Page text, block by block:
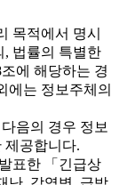
목적에서 명시
, 법률의 특별한
에 해당하는 경
에는 정보주체의
음의 경우 정보
제공합니다.
표한 「긴급상